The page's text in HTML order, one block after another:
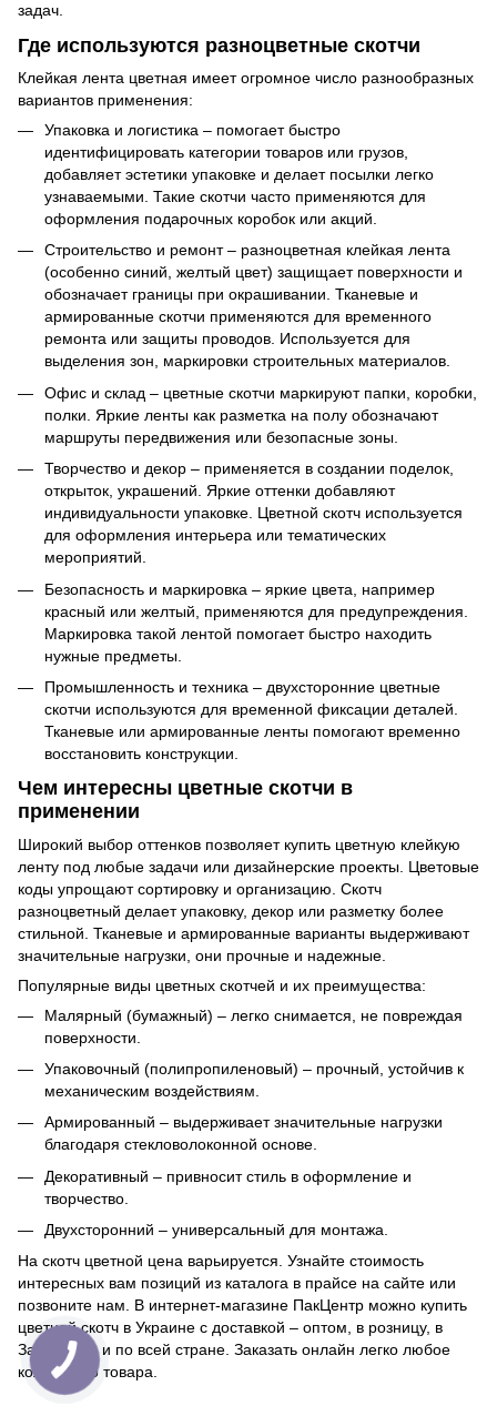
задач.
Где используются разноцветные скотчи
Клейкая лента цветная имеет огромное число разнообразных
вариантов применения:
Упаковка и логистика – помогает быстро
идентифицировать категории товаров или грузов,
добавляет эстетики упаковке и делает посылки легко
узнаваемыми. Такие скотчи часто применяются для
оформления подарочных коробок или акций.
Строительство и ремонт – разноцветная клейкая лента
(особенно синий, желтый цвет) защищает поверхности и
обозначает границы при окрашивании. Тканевые и
армированные скотчи применяются для временного
ремонта или защиты проводов. Используется для
выделения зон, маркировки строительных материалов.
Офис и склад – цветные скотчи маркируют папки, коробки,
полки. Яркие ленты как разметка на полу обозначают
маршруты передвижения или безопасные зоны.
Творчество и декор – применяется в создании поделок,
открыток, украшений. Яркие оттенки добавляют
индивидуальности упаковке. Цветной скотч используется
для оформления интерьера или тематических
мероприятий.
Безопасность и маркировка – яркие цвета, например
красный или желтый, применяются для предупреждения.
Маркировка такой лентой помогает быстро находить
нужные предметы.
Промышленность и техника – двухсторонние цветные
скотчи используются для временной фиксации деталей.
Тканевые или армированные ленты помогают временно
восстановить конструкции.
Чем интересны цветные скотчи в
применении
Широкий выбор оттенков позволяет купить цветную клейкую
ленту под любые задачи или дизайнерские проекты. Цветовые
коды упрощают сортировку и организацию. Скотч
разноцветный делает упаковку, декор или разметку более
стильной. Тканевые и армированные варианты выдерживают
значительные нагрузки, они прочные и надежные.
Популярные виды цветных скотчей и их преимущества:
Малярный (бумажный) – легко снимается, не повреждая
поверхности.
Упаковочный (полипропиленовый) – прочный, устойчив к
механическим воздействиям.
Армированный – выдерживает значительные нагрузки
благодаря стекловолоконной основе.
Декоративный – привносит стиль в оформление и
творчество.
Двухсторонний – универсальный для монтажа.
На скотч цветной цена варьируется. Узнайте стоимость
интересных вам позиций из каталога в прайсе на сайте или
позвоните нам. В интернет-магазине ПакЦентр можно купить
цветной скотч в Украине с доставкой – оптом, в розницу, в
Запорожье и по всей стране. Заказать онлайн легко любое
количество товара.